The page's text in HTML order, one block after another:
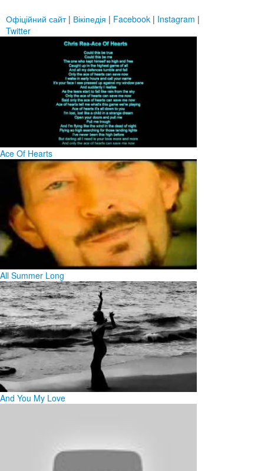
Офіційний сайт| Вікіпедія | Facebook | Instagram |
Twitter
Ace Of Hearts
All Summer Long
And You My Love